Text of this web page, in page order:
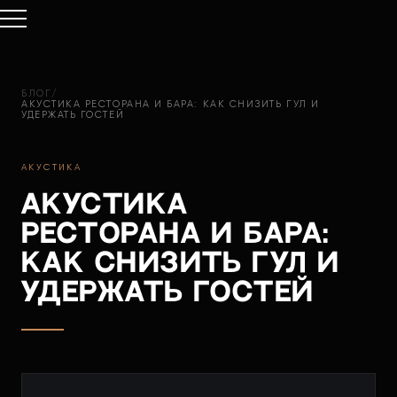
БЛОГ /
АКУСТИКА РЕСТОРАНА И БАРА: КАК СНИЗИТЬ ГУЛ И
УДЕРЖАТЬ ГОСТЕЙ
АКУСТИКА
Акустика
ресторана и бара:
как снизить гул и
удержать гостей